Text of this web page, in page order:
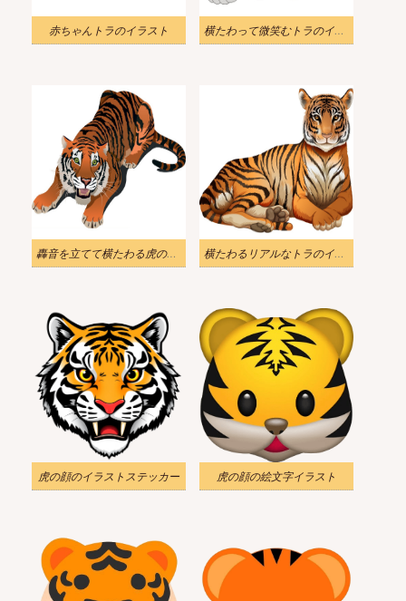
赤ちゃんトラのイラスト 横たわって微笑むトラのイラスト
轟音を立てて横たわる虎のイラスト 横たわるリアルなトラのイラスト
虎の顔のイラストステッカー 虎の顔の絵文字イラスト